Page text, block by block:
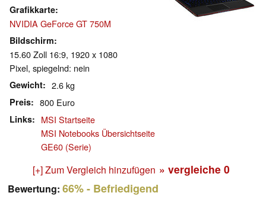
Grafikkarte
NVIDIA GeForce GT 750M
Bildschirm
15.60 Zoll 16:9, 1920 x 1080
Pixel, spiegelnd: nein
Gewicht 2.6 kg
Preis 800 Euro
Links
MSI Startseite
MSI Notebooks Übersichtseite
GE60 (Serie)
[+] Zum Vergleich hinzufügen » vergleiche 0
Bewertung: 66%- Befriedigend